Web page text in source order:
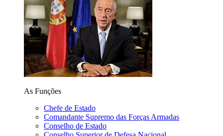
As Funções
Chefe de Estado
Comandante Supremo das Forças Armadas
Conselho de Estado